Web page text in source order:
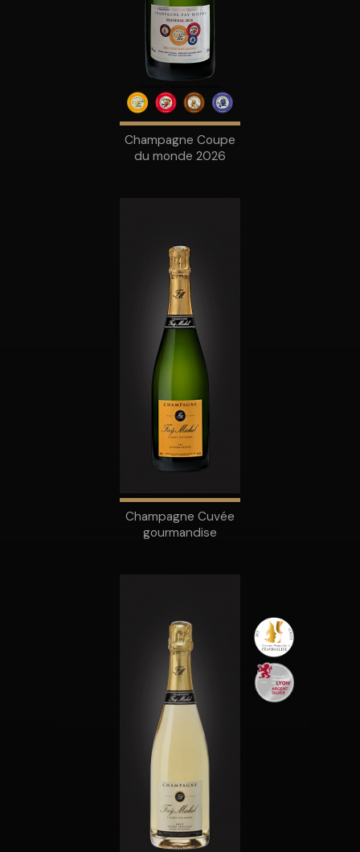
Champagne Coupe
du monde 2026
Champagne Cuvée
gourmandise